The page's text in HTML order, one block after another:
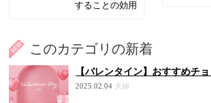
することの効用
このカテゴリの新着
【バレンタイン】おすすめチ
2025.02.04 夫婦